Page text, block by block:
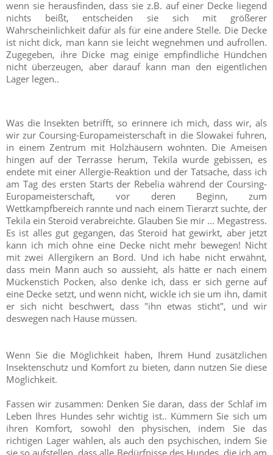
wenn sie herausfinden, dass sie z.B. auf einer Decke liegend
nichts beißt, entscheiden sie sich mit größerer
Wahrscheinlichkeit dafür als für eine andere Stelle. Die Decke
ist nicht dick, man kann sie leicht wegnehmen und aufrollen.
Zugegeben, ihre Dicke mag einige empfindliche Hündchen
nicht überzeugen, aber darauf kann man den eigentlichen
Lager legen..
Was die Insekten betrifft, so erinnere ich mich, dass wir, als
wir zur Coursing-Europameisterschaft in die Slowakei fuhren,
in einem Zentrum mit Holzhäusern wohnten. Die Ameisen
hingen auf der Terrasse herum, Tekila wurde gebissen, es
endete mit einer Allergie-Reaktion und der Tatsache, dass ich
am Tag des ersten Starts der Rebelia während der Coursing-
Europameisterschaft, vor deren Beginn, zum
Wettkampfbereich rannte und nach einem Tierarzt suchte, der
Tekila ein Steroid verabreichte. Glauben Sie mir ... Megastress.
Es ist alles gut gegangen, das Steroid hat gewirkt, aber jetzt
kann ich mich ohne eine Decke nicht mehr bewegen! Nicht
mit zwei Allergikern an Bord. Und ich habe nicht erwähnt,
dass mein Mann auch so aussieht, als hätte er nach einem
Mückenstich Pocken, also denke ich, dass er sich gerne auf
eine Decke setzt, und wenn nicht, wickle ich sie um ihn, damit
er sich nicht beschwert, dass "ihn etwas sticht", und wir
deswegen nach Hause müssen.
Wenn Sie die Möglichkeit haben, Ihrem Hund zusätzlichen
Insektenschutz und Komfort zu bieten, dann nutzen Sie diese
Möglichkeit.
Fassen wir zusammen: Denken Sie daran, dass der Schlaf im
Leben Ihres Hundes sehr wichtig ist.. Kümmern Sie sich um
ihren Komfort, sowohl den physischen, indem Sie das
richtigen Lager wählen, als auch den psychischen, indem Sie
sie so aufstellen, dass alle Bedürfnisse des Hundes, die ich am